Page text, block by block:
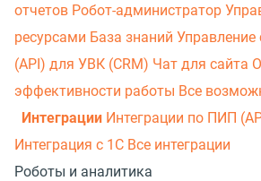
отчетов Робот-администратор
ресурсами База знаний Управление
(API) для УВК (CRM) Чат для сайта
эффективности работы Все
Интеграции Интеграции по ПИП
Интеграция с 1С Все интеграции
Роботы и аналитика